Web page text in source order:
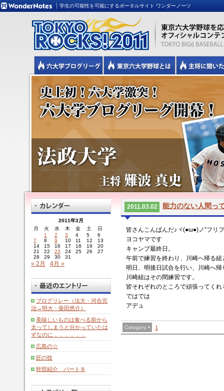
学生の可能性を可能にするポータルサイト ワンダーノーツ
2011.03.02 能力のない人間っ
皆さんこんぱんだ♪ヾ(●ω●)ノ”フリ
ヨコヤマです
キャンプ最終日。
午前で練習を終わり、川崎へ帰る
明日、明後日試合を行い、川崎へ帰
川崎組はその間練習です。
皆それぞれのところで頑張ってく
ではでは
アデュ
1
2011年3月
月
火 水 木 金 土
日
1
2 3 4 5
6
7
8 9 10 11 12
13
14
15 16 17 18 19
20
21
22 23 24 25 26
27
28
29 30 31
« 2月 4月 »
ブログリレー（法大・河合完
治→明大・柴田悠介）
美味しいものは食べる前から
太ってしまうと分かっていたは
ずなのに．．．．．．
広島の☆
匠の技
幹部紹介 パート８